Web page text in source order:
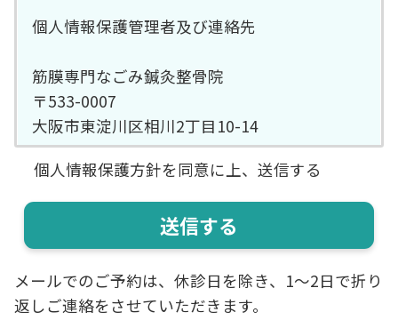
個人情報保護管理者及び連絡先
筋膜専門なごみ鍼灸整骨院
〒533-0007
大阪市東淀川区相川2丁目10-14
TEL 06-6827-4415
ご記入頂きました個人情報は、お問い合わ
せ・ご来店予約において、予約手続き、予約管
理、郵便・電話及びEメールによる情報提供、
統計データを活用したマーケティング活動の
ため利用させていただきます。それ以外の利
個人情報保護方針を同意に上、送信する
メールでのご予約は、休診日を除き、1〜2日で折り
返しご連絡をさせていただきます。